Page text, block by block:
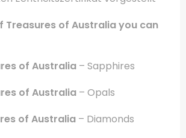
Treasures of Australia you can
of Australia – Sapphires
of Australia – Opals
of Australia – Diamonds